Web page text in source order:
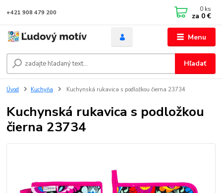
Menu
Hľadať
+421 908 479 200 0 ks
za 0 €
Úvod Kuchyňa Kuchynská rukavica s podložkou čierna 23734
Kuchynská rukavica s podložkou
čierna 23734